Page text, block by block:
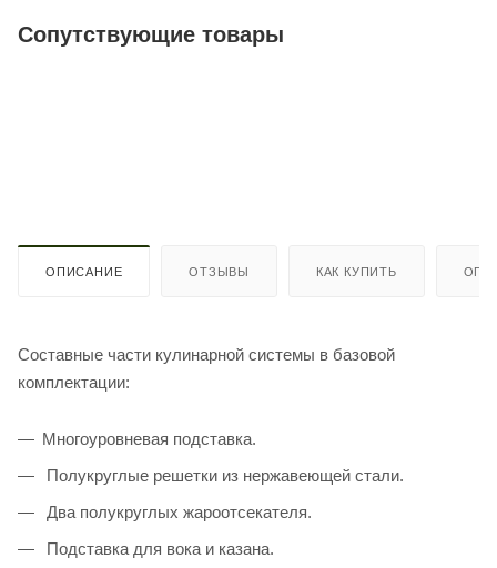
Сопутствующие товары
ОПИСАНИЕ ОТЗЫВЫ КАК КУПИТЬ
Составные части кулинарной системы в базовой
комплектации:
Многоуровневая подставка.
Полукруглые решетки из нержавеющей стали.
Два полукруглых жароотсекателя.
Подставка для вока и казана.